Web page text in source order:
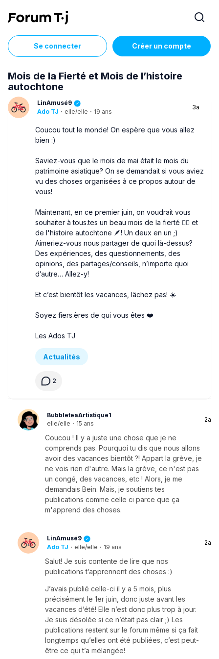
Se connecter Créer un compte
Mois de la Fierté et Mois de l’histoire
autochtone
LinAmusé9
Ado TJ · elle/elle · 19 ans
3a
Coucou tout le monde! On espère que vous allez
bien :)
Saviez-vous que le mois de mai était le mois du
patrimoine asiatique? On se demandait si vous aviez
vu des choses organisées à ce propos autour de
vous!
Maintenant, en ce premier juin, on voudrait vous
souhaiter à tous.tes un beau mois de la fierté 🏳️‍🌈 et
de l'histoire autochtone 🪶! Un deux en un ;)
Aimeriez-vous nous partager de quoi là-dessus?
Des expériences, des questionnements, des
opinions, des partages/conseils, n’importe quoi
d’autre… Allez-y!
Et c’est bientôt les vacances, lâchez pas! ☀️
Soyez fiers.ères de qui vous êtes ❤️
Les Ados TJ
Actualités
2
BubbleteaArtistique1
elle/elle · 15 ans
2a
Coucou ! Il y a juste une chose que je ne
comprends pas. Pourquoi tu dis que nous allons
avoir des vacances bientôt ?! Appart la grève, je
ne vois rien d'autre. Mais la grève, ce n'est pas
un congé, des vacances, etc ! Alors, je me
demandais Bein. Mais, je soutiens tes
publications comme celle ci parce que ça
m'apprend des choses.
LinAmusé9
Ado TJ · elle/elle · 19 ans
2a
Salut! Je suis contente de lire que nos
publications t’apprennent des choses :)
J’avais publié celle-ci il y a 5 mois, plus
précisément le 1er juin, donc juste avant les
vacances d’été! Elle n’est donc plus trop à jour.
Je suis désolée si ce n’était pas clair ;) Les
publications restent sur le forum même si ça fait
longtemps qu’elles ont été publiées, c’est peut-
être ce qui t’a mélangée!